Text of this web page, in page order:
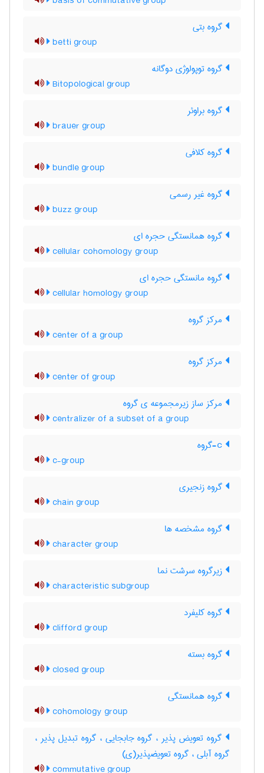
گروه بتی
betti group
گروه توپولوژی دوگانه
Bitopological group
گروه براوئر
brauer group
گروه کلافی
bundle group
گروه غیر رسمی
buzz group
گروه همانستگی حجره ای
cellular cohomology group
گروه مانستگی حجره ای
cellular homology group
مرکز گروه
center of a group
مرکز گروه
center of group
مرکز ساز زیرمجموعه ی گروه
centralizer of a subset of a group
c-group
گروه زنجیری
chain group
گروه مشخصه ها
character group
زیرگروه سرشت نما
characteristic subgroup
گروه کلیفرد
clifford group
گروه بسته
closed group
گروه همانستگی
cohomology group
گروه تعویض پذیر ، گروه جابجایی ، گروه تبدیل پذیر ،
گروه آبلی ، گروه تعویضپذیر(ی)
commutative group